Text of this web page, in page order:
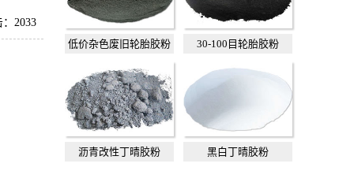
：2033
低价杂色废旧轮胎胶粉 30-100目轮胎胶粉
沥青改性丁晴胶粉 黑白丁晴胶粉